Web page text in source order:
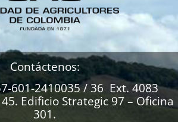
Contáctenos:
601-2410035 / 36 Ext. 4083
Edificio Strategic 97 – Oficina
301.